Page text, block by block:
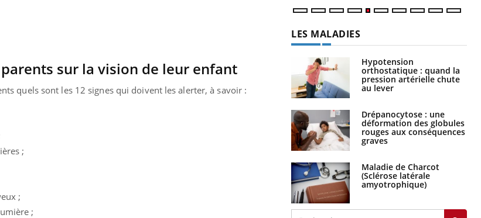
sur la vision de leur enfant
quels sont les 12 signes qui doivent les alerter, à savoir :
;
;
;
LES MALADIES
Hypotension
orthostatique : quand la
pression artérielle chute
au lever
Drépanocytose : une
déformation des globules
rouges aux conséquences
graves
Maladie de Charcot
(Sclérose latérale
amyotrophique)